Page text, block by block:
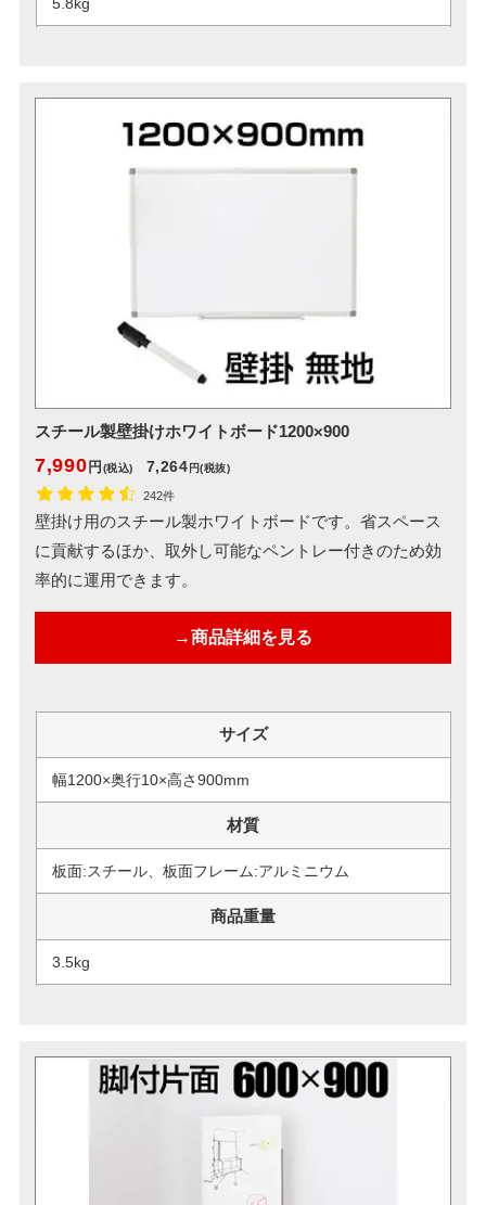
5.8kg
スチール製壁掛けホワイトボード1200×900
7,990 円 (税込) 7,264 円(税抜)
242件
壁掛け用のスチール製ホワイトボードです。省スペース
に貢献するほか、取外し可能なペントレー付きのため効
率的に運用できます。
→商品詳細を見る
サイズ
幅1200×奥行10×高さ900mm
材質
板面:スチール、板面フレーム:アルミニウム
商品重量
3.5kg